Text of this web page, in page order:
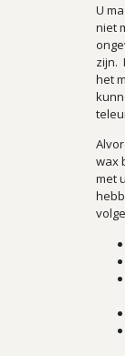
U
niet
zijn.
het
wax
met